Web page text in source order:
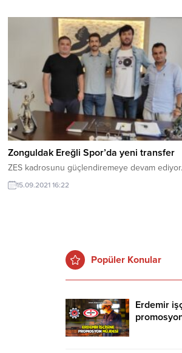
Zonguldak Ereğli Spor’da yeni transfer
ZES kadrosunu güçlendiremeye devam
15.09.2021 16:22
Popüler Konular
Erdemir